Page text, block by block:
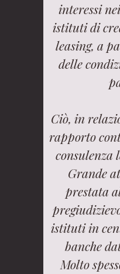
interessi
istituti di
leasing, a
delle
Ciò, in
rapporto
consulenza
Grande
prestata
istituti in
banche
Molto